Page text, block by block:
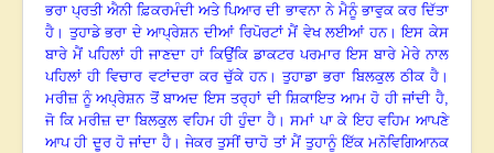
ਭਰਾ ਪ੍ਰਤੀ ਐਨੀ ਫ਼ਿਕਰਮੰਦੀ ਅਤੇ ਪਿਆਰ ਦੀ ਭਾਵਨਾ ਨੇ ਮੈਨੂੰ ਭਾਵੁਕ ਕਰ ਦਿੱਤਾ
ਹੈ । ਤੁਹਾਡੇ ਭਰਾ ਦੇ ਆਪ੍ਰੇਸ਼ਨ ਦੀਆਂ ਰਿਪੋਰਟਾਂ ਮੈਂ ਵੇਖ ਲਈਆਂ ਹਨ।ਇਸ ਕੇਸ
ਬਾਰੇ ਮੈਂ ਪਹਿਲਾਂ ਹੀ ਜਾਣਦਾ ਹਾਂ ਕਿਉਂਕਿ ਡਾਕਟਰ ਪਰਮਾਰ ਇਸ ਬਾਰੇ ਮੇਰੇ ਨਾਲ
ਪਹਿਲਾਂ ਹੀ ਵਿਚਾਰ ਵਟਾਂਦਰਾ ਕਰ ਚੁੱਕੇ ਹਨ। ਤੁਹਾਡਾ ਭਰਾ ਬਿਲਕੁਲ ਠੀਕ ਹੈ ।
ਮਰੀਜ਼ ਨੂੰ ਅਪ੍ਰੇਸ਼ਨ ਤੋਂ ਬਾਅਦ ਇਸ ਤਰ੍ਹਾਂ ਦੀ ਸ਼ਿਕਾਇਤ ਆਮ ਹੋ ਹੀ ਜਾਂਦੀ ਹੈ,
ਜੋ ਕਿ ਮਰੀਜ਼ ਦਾ ਬਿਲਕੁਲ ਵਹਿਮ ਹੀ ਹੁੰਦਾ ਹੈ।ਸਮਾਂ ਪਾ ਕੇ ਇਹ ਵਹਿਮ ਆਪਣੇ
ਆਪ ਹੀ ਦੂਰ ਹੋ ਜਾਂਦਾ ਹੈ। ਜੇਕਰ ਤੁਸੀਂ ਚਾਹੋ ਤਾਂ ਮੈਂ ਤੁਹਾਨੂੰ ਇੱਕ ਮਨੋਵਿਗਿਆਨਕ